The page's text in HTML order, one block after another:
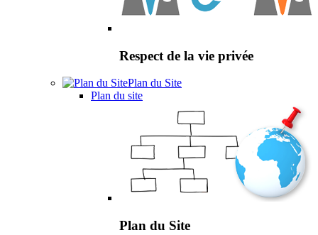
Respect de la vie privée
Plan du Site
Plan du site
Plan du Site